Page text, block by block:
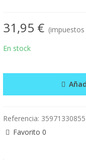
31,95 € (impuestos
En stock
Referencia:
Favorito 0